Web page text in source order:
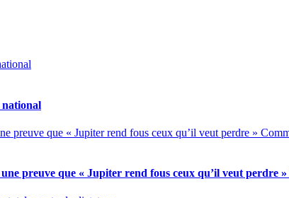
national
preuve que « Jupiter rend fous ceux qu’il veut perdre